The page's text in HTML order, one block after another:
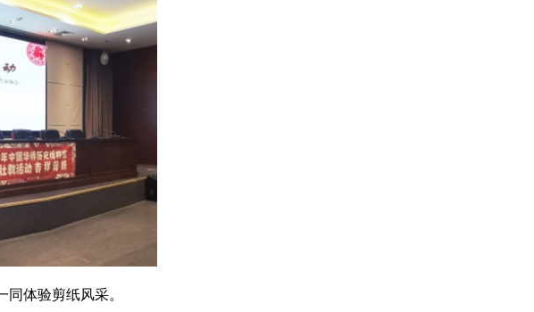
体验剪纸风采。